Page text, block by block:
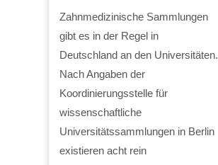
Zahnmedizinische Sammlungen
gibt es in der Regel in
Deutschland an den Universitäten.
Nach Angaben der
Koordinierungsstelle für
wissenschaftliche
Universitätssammlungen in Berlin
existieren acht rein